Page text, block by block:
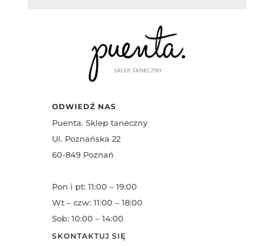
ODWIEDŹ NAS
Puenta. Sklep taneczny
Ul. Poznańska 22
60-849 Poznań
Pon i pt: 11:00 – 19:00
Wt – czw: 11:00 – 18:00
Sob: 10:00 – 14:00
SKONTAKTUJ SIĘ